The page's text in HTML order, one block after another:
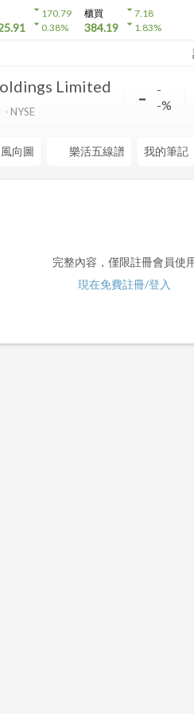
arrow_drop_down170.79
arrow_drop_down0.38%
櫃買
384.19
arrow_drop_down7.18
arrow_drop_down1.83%
Limited
NYSE -
-
-%
向圖 樂活五線譜 我的筆記
完整內容，僅限註冊會員使
現在免費註冊/登入